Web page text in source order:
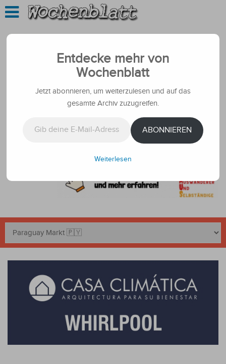
Entdecke mehr von
Wochenblatt
Jetzt abonnieren, um weiterzulesen und auf das
gesamte Archiv zuzugreifen.
ABONNIEREN
Weiterlesen